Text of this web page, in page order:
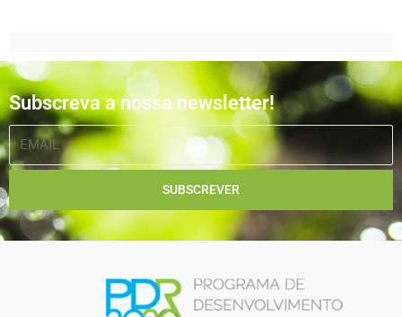
Subscreva a nossa newsletter!
EMAIL
SUBSCREVER